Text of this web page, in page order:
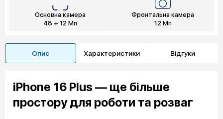
Основна камера
48 + 12 Мп
Фронтальна камера
12 Мп
Опис Характеристики Відгуки
iPhone 16 Plus — ще більше
простору для роботи та розваг